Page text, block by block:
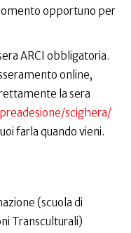
opportuno per
ARCI obbligatoria.
online,
la sera
scighera/
farla quando vieni.
(scuola di
Transculturali)